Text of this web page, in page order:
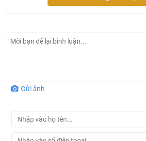
Chiều dài cánh tay tắm vòi hoa sen
Bộ điều nhiệt Ecostat Tiện nghi
Thích hợp cho máy nước nóng dòng
kích thước kết nối DN15
Ren kết nối G ½
Gửi ảnh